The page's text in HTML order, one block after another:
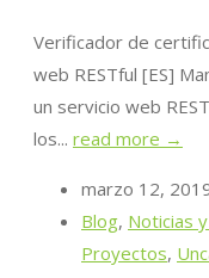
Verificador de
web RESTful [ES]
un servicio web
los... read more →
marzo 12,
Blog, Noticias
Proyectos,